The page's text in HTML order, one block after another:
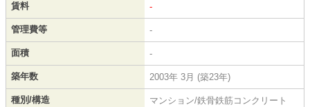
賃料 -
管理費等 -
面積 -
築年数 2003年 3月 (築23年)
種別/構造 マンション/鉄骨鉄筋コンクリート